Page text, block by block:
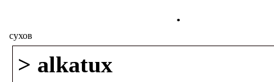
.
сухов
> alkatux